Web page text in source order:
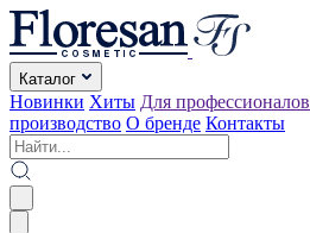
Каталог
Новинки Хиты Для профессионалов
производство О бренде Контакты